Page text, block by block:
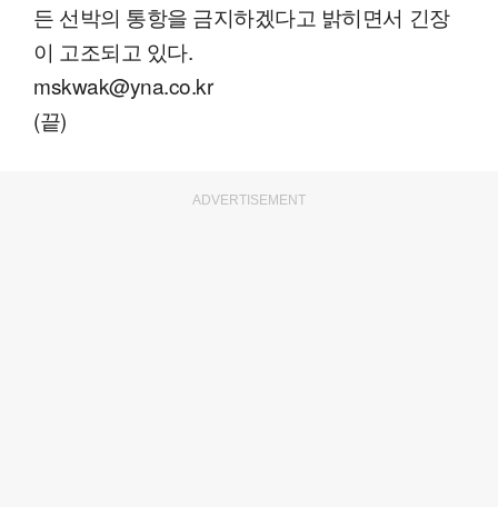
든 선박의 통항을 금지하겠다고 밝히면서 긴장
이 고조되고 있다.
mskwak@yna.co.kr
(끝)
ADVERTISEMENT